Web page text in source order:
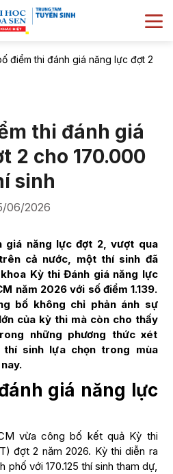
điểm thi đánh giá năng lực đợt 2
thi đánh giá
2 cho 170.000
sinh
06/2026
giá năng lực đợt 2, vượt qua
cả nước, một thí sinh đã
Kỳ thi Đánh giá năng lực
năm 2026 với số điểm 1.139.
bố không chỉ phản ánh sự
của kỳ thi mà còn cho thấy
những phương thức xét
sinh lựa chọn trong mùa
giá năng lực
vừa công bố kết quả Kỳ thi
đợt 2 năm 2026. Kỳ thi diễn ra
phố với 170.125 thí sinh tham dự,